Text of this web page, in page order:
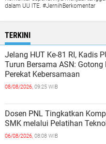
dalam UU ITE. #JernihBerkomentar
TERKINI
Jelang HUT Ke-81 RI, Kadis
Turun Bersama ASN: Gotong
Perekat Kebersamaan
08/08/2026, 09:25 WIB
Dosen PNL Tingkatkan
SMK melalui Pelatihan
06/08/2026, 08:08 WIB